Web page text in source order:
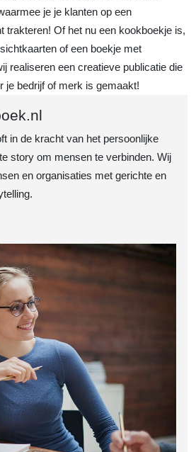
in de kracht van het persoonlijke
story om mensen te verbinden. Wij
en organisaties met gerichte en
je je klanten op een
trakteren! Of het nu een kookboekje is,
of een boekje met
realiseren een creatieve publicatie die
je bedrijf of merk is gemaakt!